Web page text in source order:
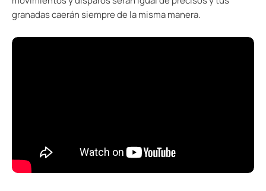
granadas caerán siempre de la misma manera.